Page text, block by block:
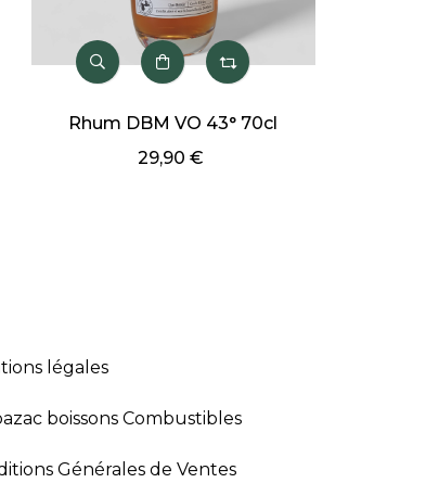
Rhum DBM VO 43° 70cl
29,90 €
légales
boissons Combustibles
Générales de Ventes